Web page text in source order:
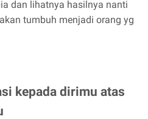
dan lihatnya hasilnya nanti
tumbuh menjadi orang yg
kepada dirimu atas